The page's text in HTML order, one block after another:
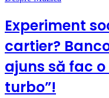
Experiment
cartier?
ajuns să fac
turbo”!